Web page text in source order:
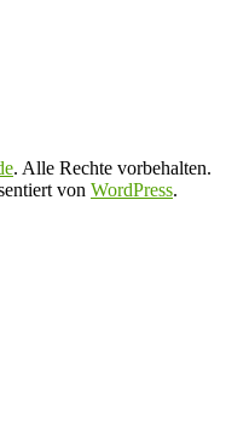
. Alle Rechte vorbehalten.
von WordPress.